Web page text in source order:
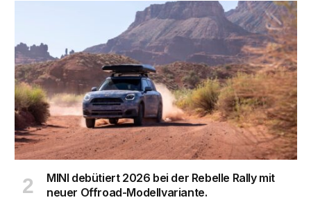
MINI debütiert 2026 bei der Rebelle Rally mit
neuer Offroad-Modellvariante.